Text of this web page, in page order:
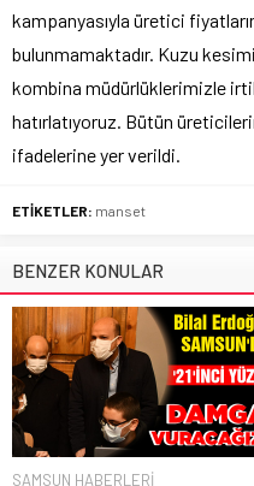
kampanyasıyla üretici
bulunmamaktadır. Kuzu
kombina müdürlüklerimizle
hatırlatıyoruz. Bütün
ifadelerine yer verildi.
ETİKETLER: manset
BENZER KONULAR
SAMSUN HABERLERİ